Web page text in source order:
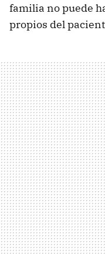
familia no puede
propios del